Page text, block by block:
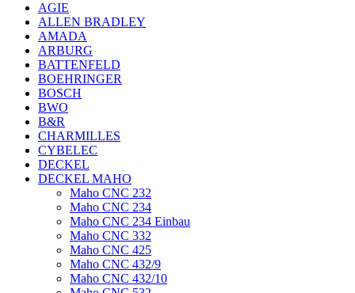
AGIE
ALLEN BRADLEY
AMADA
ARBURG
BATTENFELD
BOEHRINGER
BOSCH
BWO
B&R
CHARMILLES
CYBELEC
DECKEL
DECKEL MAHO
Maho CNC 232
Maho CNC 234
Maho CNC 234 Einbau
Maho CNC 332
Maho CNC 425
Maho CNC 432/9
Maho CNC 432/10